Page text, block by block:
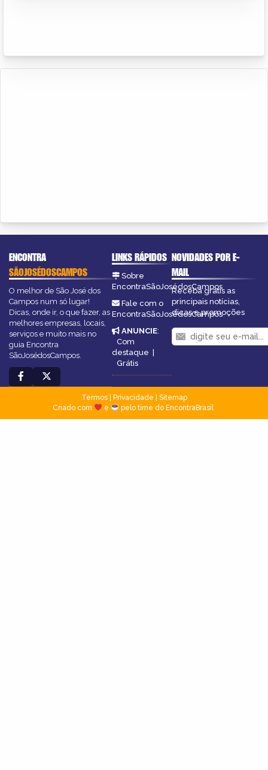
ENCONTRA
SÃOJOSÉDOSCAMPOS
O melhor de São José dos
Campos num só lugar!
Dicas, onde ir, o que fazer, as
melhores empresas, locais,
serviços e muito mais no
guia Encontra
SãoJosédosCampos.
LINKS RÁPIDOS
Sobre
EncontraSãoJosédosCampos
Fale com o
EncontraSãoJosédosCampos
ANUNCIE:
Com
destaque |
Grátis
NOVIDADES POR E-
MAIL
Receba grátis as
principais notícias,
dicas e promoções
Termos| Privacidade
Sitemap
Criado com
e pelo time do EncontraBrasil